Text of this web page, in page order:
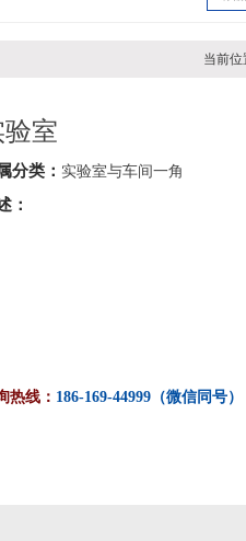
当前
验室
分类： 实验室与车间一角
：
热线： 186-169-44999（微信同号）